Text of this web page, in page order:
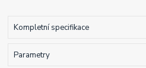
Kompletní specifikace
Parametry